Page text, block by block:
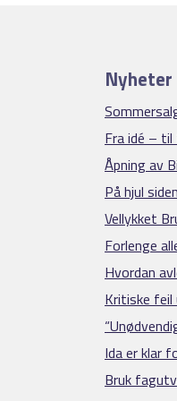
Nyheter
Fra idé –
Åpning av
På hjul
Vellykket
Forlenge
Hvordan
Kritiske
Ida er klar
Bruk